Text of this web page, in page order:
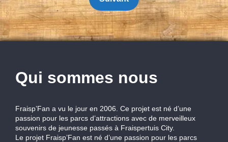
publications
Qui sommes nous
Fraisp’Fan a vu le jour en 2006. Ce projet est né d’une
passion pour les parcs d’attractions avec de merveilleux
souvenirs de jeunesse passés à Fraispertuis City.
Le projet Fraisp’Fan est né d’une passion pour les parcs